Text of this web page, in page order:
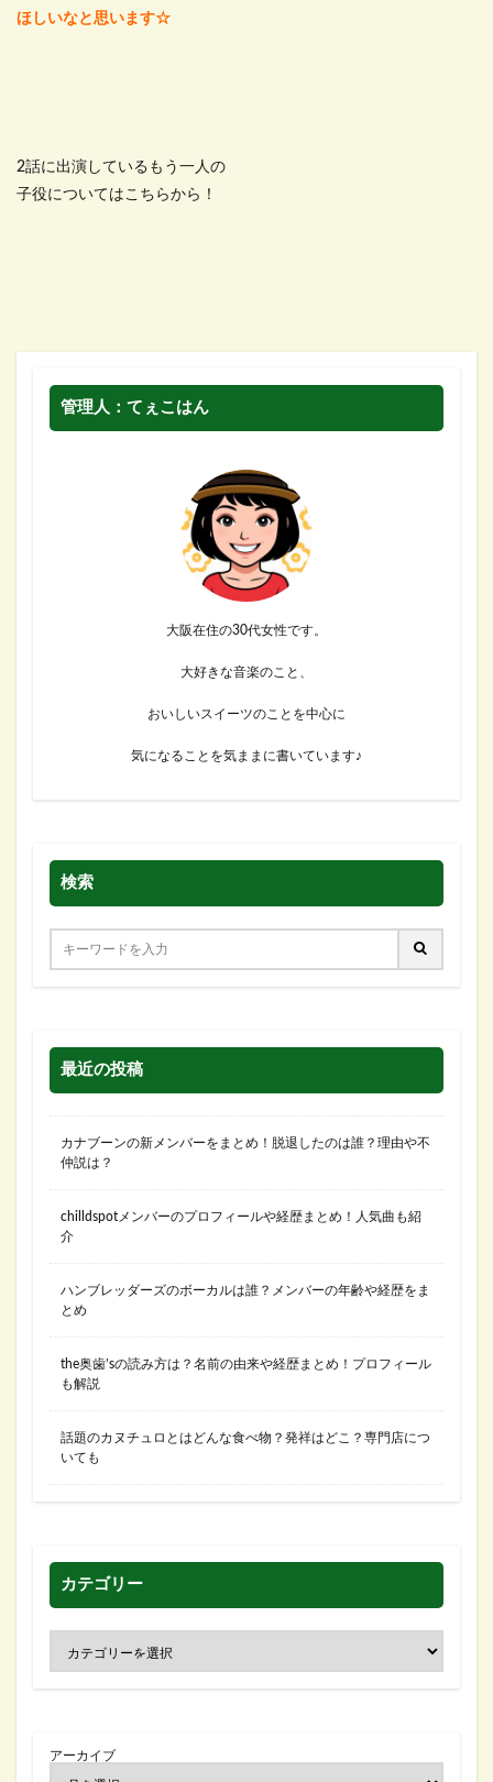
ほしいなと思います☆
2話に出演しているもう一人の
子役についてはこちらから！
管理人：てぇこはん
大阪在住の30代女性です。
大好きな音楽のこと、
おいしいスイーツのことを中心に
気になることを気ままに書いています♪
検索
最近の投稿
カナブーンの新メンバーをまとめ！脱退したのは誰？理由や不
仲説は？
chilldspotメンバーのプロフィールや経歴まとめ！人気曲も紹
介
ハンブレッダーズのボーカルは誰？メンバーの年齢や経歴をま
とめ
the奥歯’sの読み方は？名前の由来や経歴まとめ！プロフィール
も解説
話題のカヌチュロとはどんな食べ物？発祥はどこ？専門店につ
いても
カテゴリー
アーカイブ